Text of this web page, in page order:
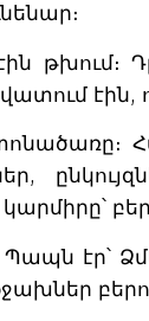
թխում։
էր՝